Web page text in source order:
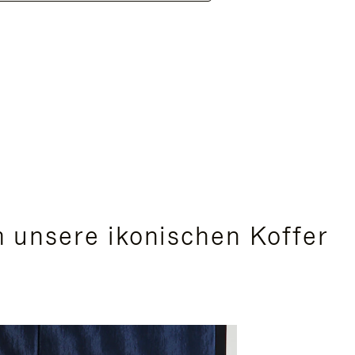
unsere ikonischen Koffer